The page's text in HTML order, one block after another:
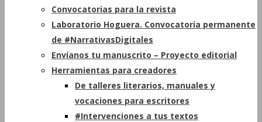
Convocatorias para la revista
Laboratorio Hoguera. Convocatoria permanente
de #NarrativasDigitales
Envíanos tu manuscrito – Proyecto editorial
Herramientas para creadores
De talleres literarios, manuales y
vocaciones para escritores
#Intervenciones a tus textos